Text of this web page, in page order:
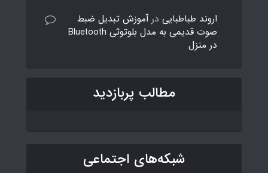
اروند طباطبایی در آموزش تبدیل ضبط
صوت قدیمی به مدل بلوتوثی Bluetooth
در منزل
مطالب پربازدید
شبکه‌های اجتماعی